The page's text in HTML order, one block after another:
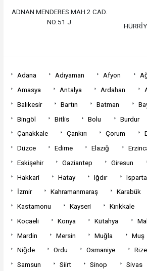
ADNAN MENDERES MAH.2 CAD.
NO:51 J
Adana Adıyaman Afyon
Amasya
Antalya Ardahan
Balıkesir
Bartın Batman
Bingöl
Bitlis Bolu Burdur
Çanakkale
Çankırı Çorum
Düzce
Edirne Elazığ
Eskişehir
Gaziantep Giresun
Hakkari
Hatay Iğdır Isparta
İzmir
Kahramanmaraş Karabük
Kastamonu
Kayseri Kırıkkale
Kocaeli
Konya Kütahya
Mardin
Mersin Muğla Muş
Niğde
Ordu Osmaniye Rize
Samsun
Siirt Sinop Sivas